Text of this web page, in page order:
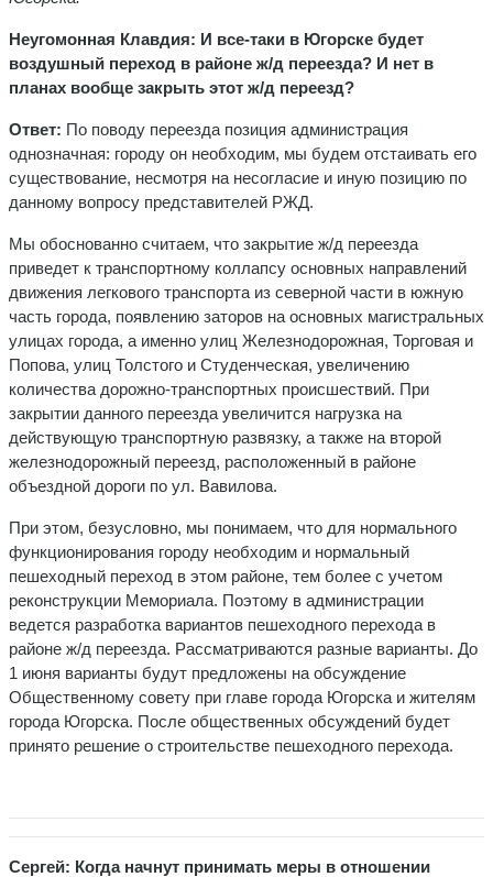
Неугомонная Клавдия: И все-таки в Югорске будет
воздушный переход в районе ж/д переезда? И нет в
планах вообще закрыть этот ж/д переезд?
Ответ: По поводу переезда позиция администрация
однозначная: городу он необходим, мы будем отстаивать его
существование, несмотря на несогласие и иную позицию по
данному вопросу представителей РЖД.
Мы обоснованно считаем, что закрытие ж/д переезда
приведет к транспортному коллапсу основных направлений
движения легкового транспорта из северной части в южную
часть города, появлению заторов на основных магистральных
улицах города, а именно улиц Железнодорожная, Торговая и
Попова, улиц Толстого и Студенческая, увеличению
количества дорожно-транспортных происшествий. При
закрытии данного переезда увеличится нагрузка на
действующую транспортную развязку, а также на второй
железнодорожный переезд, расположенный в районе
объездной дороги по ул. Вавилова.
При этом, безусловно, мы понимаем, что для нормального
функционирования городу необходим и нормальный
пешеходный переход в этом районе, тем более с учетом
реконструкции Мемориала. Поэтому в администрации
ведется разработка вариантов пешеходного перехода в
районе ж/д переезда. Рассматриваются разные варианты. До
1 июня варианты будут предложены на обсуждение
Общественному совету при главе города Югорска и жителям
города Югорска. После общественных обсуждений будет
принято решение о строительстве пешеходного перехода.
Сepгей: Когда начнут принимать меры в отношении